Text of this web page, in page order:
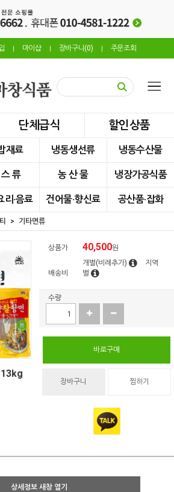
마이샵 장바구니(0) 주문조회
단체급식 할인상품
재료 냉동생선류 냉동수산물
류 농 산 물 냉장가공식품
리·음료 건어물·향신료 공산품·잡화
기타면류
13kg
상품가 40,500원
배송비
개별(비례추가)
지역
별
수량
바로구매
장바구니 찜하기
상세정보 새창 열기